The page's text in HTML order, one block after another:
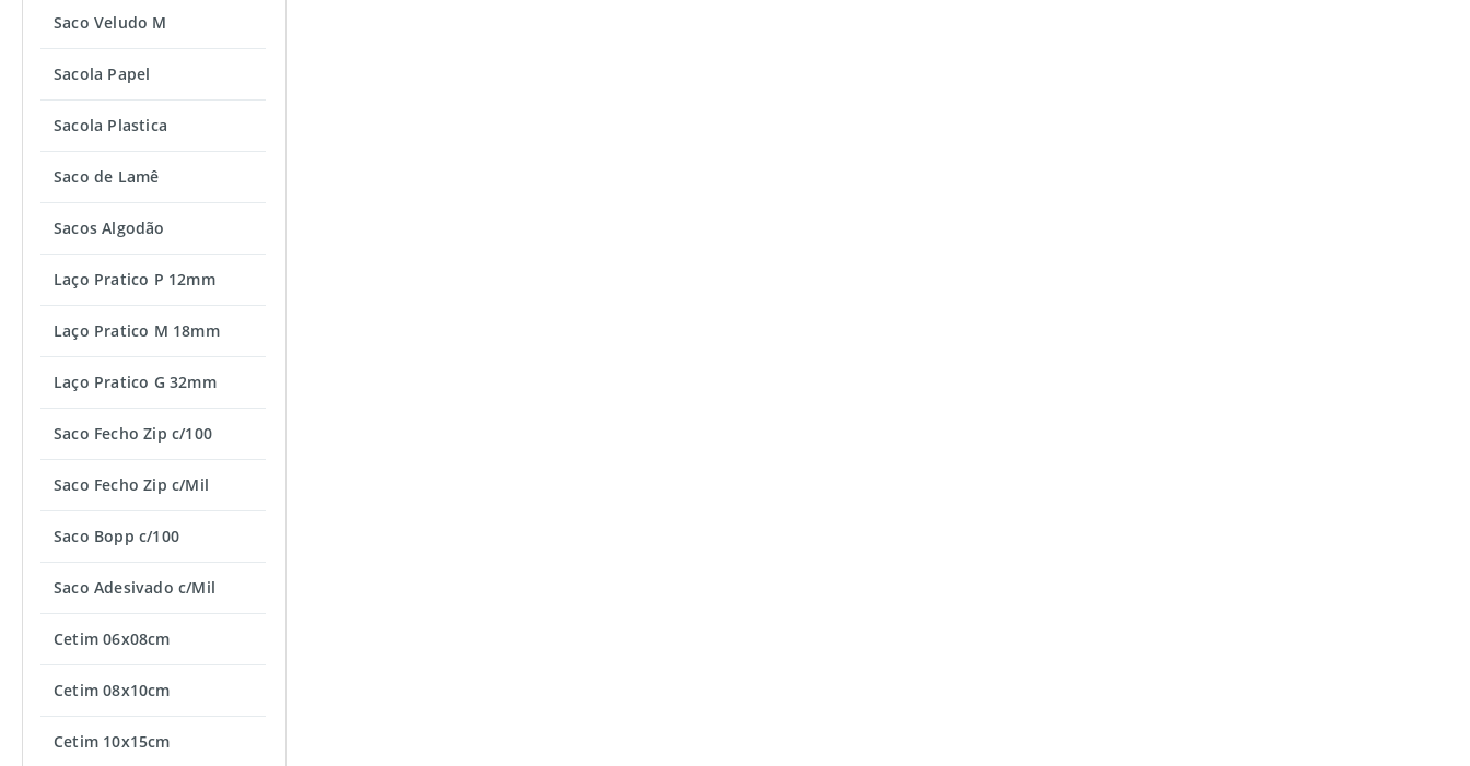
Saco Veludo M
Sacola Papel
Sacola Plastica
Saco de Lamê
Sacos Algodão
Laço Pratico P 12mm
Laço Pratico M 18mm
Laço Pratico G 32mm
Saco Fecho Zip c/100
Saco Fecho Zip c/Mil
Saco Bopp c/100
Saco Adesivado c/Mil
Cetim 06x08cm
Cetim 08x10cm
Cetim 10x15cm